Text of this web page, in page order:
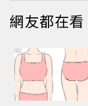
網友都在看
PR